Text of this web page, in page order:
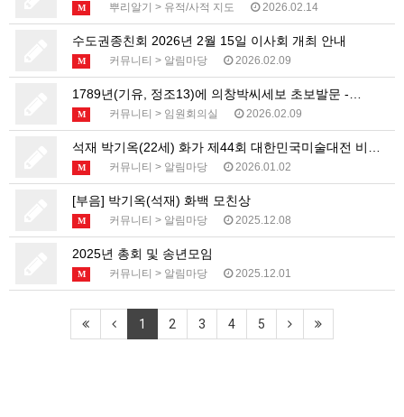
M 뿌리알기 > 유적/사적 지도 2026.02.14
수도권종친회 2026년 2월 15일 이사회 개최 안내
M 커뮤니티 > 알림마당 2026.02.09
1789년(기유, 정조13)에 의창박씨세보 초보발문 -…
M 커뮤니티 > 임원회의실 2026.02.09
석재 박기옥(22세) 화가 제44회 대한민국미술대전 비…
M 커뮤니티 > 알림마당 2026.01.02
[부음] 박기옥(석재) 화백 모친상
M 커뮤니티 > 알림마당 2025.12.08
2025년 총회 및 송년모임
M 커뮤니티 > 알림마당 2025.12.01
1 2 3 4 5